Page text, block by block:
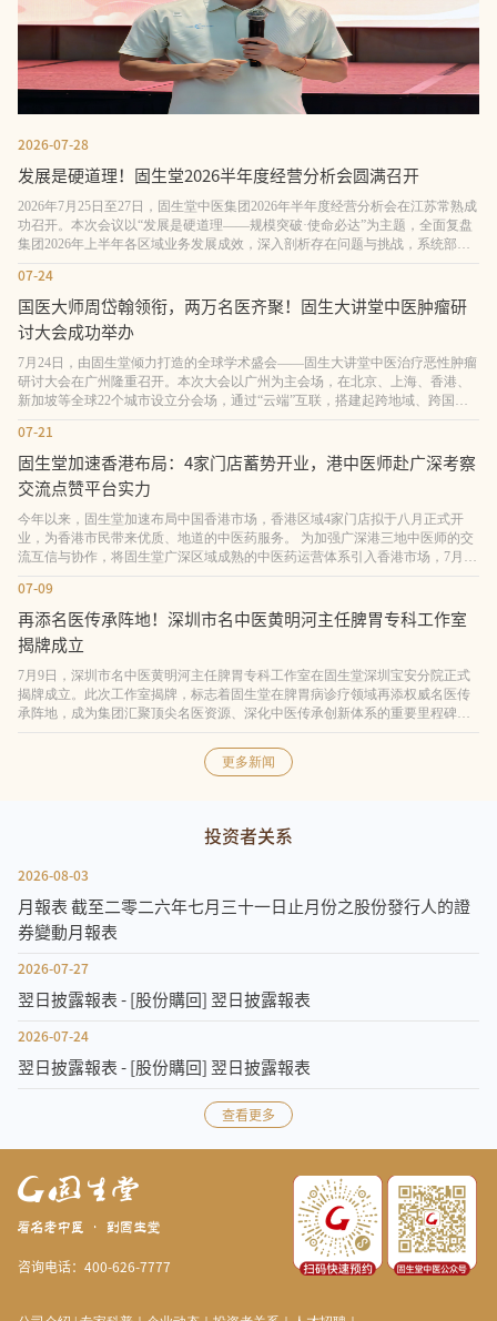
2026-07-28
发展是硬道理！固生堂2026半年度经营分析会圆满召开
2026年7月25日至27日，固生堂中医集团2026年半年度经营分析会在江苏常熟成
功召开。本次会议以“发展是硬道理——规模突破·使命必达”为主题，全面复盘
集团2026年上半年各区域业务发展成效，深入剖析存在问题与挑战，系统部署
下半年及未来三年战略规划，进一步统一思想、凝聚共识，为实现“高增长”目
标筑牢根基。固生堂董事长涂志亮出席会议并讲话 固生堂中医集团董事长涂志
亮，集团副总
07-24
国医大师周岱翰领衔，两万名医齐聚！固生大讲堂中医肿瘤研
讨大会成功举办
7月24日，由固生堂倾力打造的全球学术盛会——固生大讲堂中医治疗恶性肿瘤
研讨大会在广州隆重召开。本次大会以广州为主会场，在北京、上海、香港、
新加坡等全球22个城市设立分会场，通过“云端”互联，搭建起跨地域、跨国界
的中医肿瘤学术交流平台。会议特邀国医大师周岱翰教授领衔，多位全国名中
医及业界泰斗同台论道，吸引了全球超2万名肿瘤领域中医专家、学者及基层医
师线上线下同步参与，充分彰显了固生大讲
07-21
固生堂加速香港布局：4家门店蓄势开业，港中医师赴广深考察
交流点赞平台实力
今年以来，固生堂加速布局中国香港市场，香港区域4家门店拟于八月正式开
业，为香港市民带来优质、地道的中医药服务。 为加强广深港三地中医师的交
流互信与协作，将固生堂广深区域成熟的中医药运营体系引入香港市场，7月19
日，由香港特区前选委、新华中医促进会理事长黄杰教授领衔，固生堂香港区
域30余名执业中医师前往广州、深圳开展为期一天的考察交流。本次活动是固
生堂组织的第二期香港中医师跨区
07-09
再添名医传承阵地！深圳市名中医黄明河主任脾胃专科工作室
揭牌成立
7月9日，深圳市名中医黄明河主任脾胃专科工作室在固生堂深圳宝安分院正式
揭牌成立。此次工作室揭牌，标志着固生堂在脾胃病诊疗领域再添权威名医传
承阵地，成为集团汇聚顶尖名医资源、深化中医传承创新体系的重要里程碑。
(深圳市名中医黄明河主任脾胃专科工作室成立) 黄明河主任是深圳市名中医，
全国老中医药专家学术经验继承工作指导老师，国家中医药管理局全国名老中
医药传承专家，享受政府特殊津贴。更多新闻
投资者关系
2026-08-03
月報表 截至二零二六年七月三十一日止月份之股份發行人的證
券變動月報表
2026-07-27
翌日披露報表 - [股份購回] 翌日披露報表
2026-07-24
翌日披露報表 - [股份購回] 翌日披露報表
查看更多
咨询电话：400-626-7777